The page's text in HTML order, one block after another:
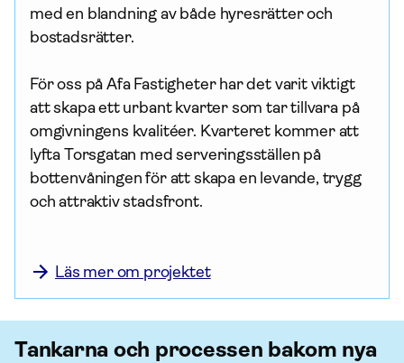
med en blandning av både hyresrätter och
bostadsrätter.
För oss på Afa Fastigheter har det varit viktigt
att skapa ett urbant kvarter som tar tillvara på
omgivningens kvalitéer. Kvarteret kommer att
lyfta Torsgatan med serveringsställen på
bottenvåningen för att skapa en levande, trygg
och attraktiv stadsfront.
Läs mer om projektet
Tankarna och processen bakom nya